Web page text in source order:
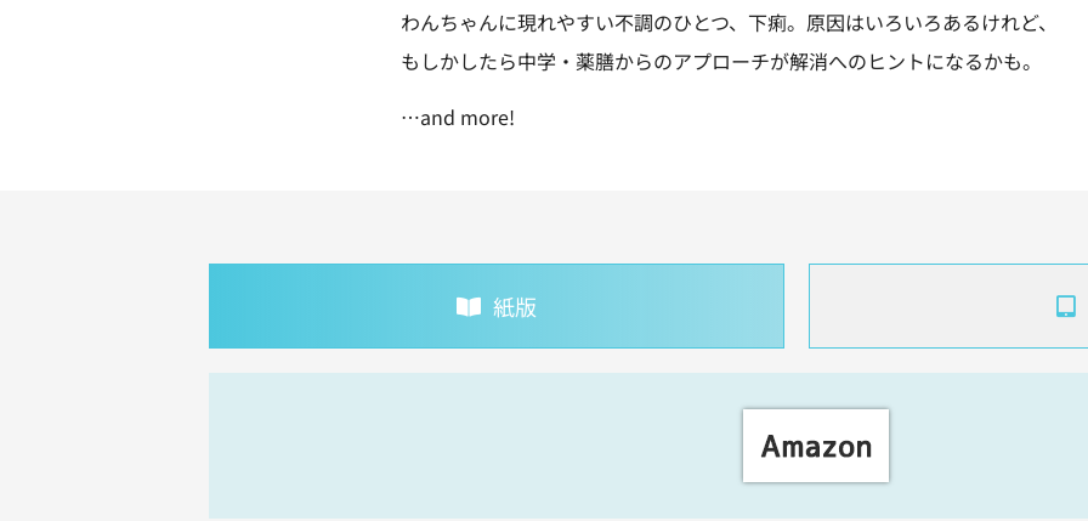
わんちゃんに現れやすい不調のひとつ、下痢。原因はいろいろあるけれど、
もしかしたら中学・薬膳からのアプローチが解消へのヒントになるかも。
…and more!
紙版